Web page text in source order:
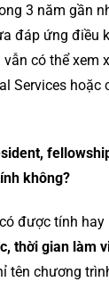
3 năm gần
đáp ứng điều
có thể xem
Services
không?
được tính
thời gian làm
tên chương